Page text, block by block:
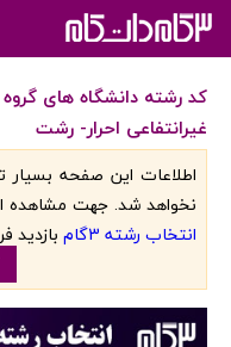
کد رشته دانشگاه های
غیرانتفاعی احرار- رشت
اطلاعات اين صفحه بسيار
نخواهد شد. جهت مشاهده
انتخاب رشته 3گام
بازديد